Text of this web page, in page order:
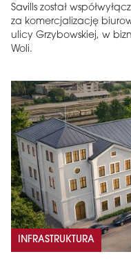
Savills został
za komercjalizację
ulicy Grzybowskiej, w
Woli.
INFRASTRUKTURA